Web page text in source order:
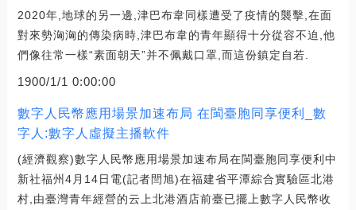
2020年,地球的另一邊,津巴布韋同樣遭受了疫情的襲擊,在面
對來勢洶洶的傳染病時,津巴布韋的青年顯得十分從容不迫,他
們像往常一樣“素面朝天”并不佩戴口罩,而這份鎮定自若.
1900/1/1 0:00:00
數字人民幣應用場景加速布局 在閩臺胞同享便利_數
字人:數字人虛擬主播軟件
(經濟觀察)數字人民幣應用場景加速布局在閩臺胞同享便利中
新社福州4月14日電(記者閆旭)在福建省平潭綜合實驗區北港
村,由臺灣青年經營的云上北港酒店前臺已擺上數字人民幣收